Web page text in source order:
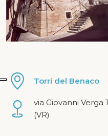
Torri del Benaco
via Giovanni Verga
(VR)